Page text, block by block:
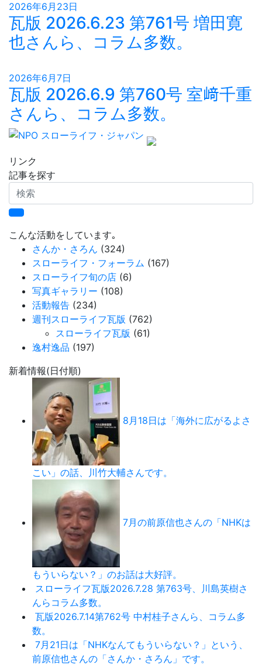
2026年6月23日
瓦版 2026.6.23 第761号 増田寛
也さんら、コラム多数。
2026年6月7日
瓦版 2026.6.9 第760号 室﨑千重
さんら、コラム多数。
リンク
記事を探す
検
索
こんな活動をしています｡
さんか・さろん (324)
スローライフ・フォーラム (167)
スローライフ旬の店 (6)
写真ギャラリー (108)
活動報告 (234)
週刊スローライフ瓦版 (762)
スローライフ瓦版 (61)
逸村逸品 (197)
新着情報(日付順)
8月18日は「海外に広がるよさ
こい」の話、川竹大輔さんです。
7月の前原信也さんの「NHKは
もういらない？」のお話は大好評。
スローライフ瓦版2026.7.28 第763号、川島英樹さ
んらコラム多数。
瓦版2026.7.14第762号 中村桂子さんら、コラム多
数。
7月21日は「NHKなんてもういらない？」という、
前原信也さんの「さんか・さろん」です。